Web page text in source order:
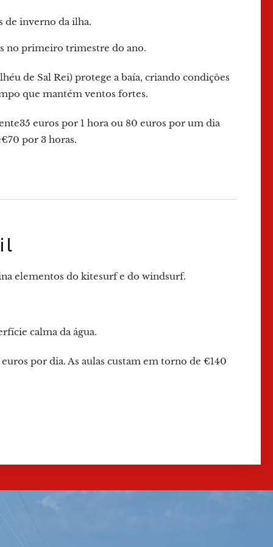
de inverno da ilha.
no primeiro trimestre do ano.
de Sal Rei) protege a baía, criando condições
que mantém ventos fortes.
euros por 1 hora ou 80 euros por um dia
por 3 horas.
elementos do kitesurf e do windsurf.
calma da água.
por dia. As aulas custam em torno de €140